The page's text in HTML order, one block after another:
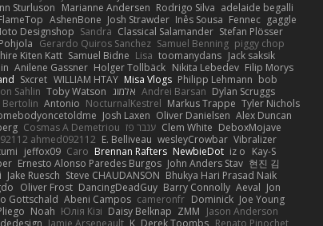
Sturluson Marianne Andersen Rodrigo Silva adelaide begalli
AshenBone Josh Strawder Inês Sousa Fennec gaggle
Designshop Sandra Classical Salamander Stefan Plösser
Gerardo Quiros Sanchez Samuel Benning piggy chop
Kiten Katt Samuel Bidne Lisa toomanydans Jack saksik
Anilene Gassner Holger Tollbäck Nikita Lebedev Filip Morys
Sxcret WILLIAM HTAY Misa Vlogs Philipp Lehmann bob
Sahlin Toby Watson אלמוג Andrei Barsan Dylan Scruggs
Bertolin Antonio NocturnalKestrel Markus Trappe Tyler Nichols
Josh Laxen Oliver Danielsen Alex Duncan
Cosmas A Demetriou ענבר פז Clem White DeboxMojave
ahmed092112 E. Belliveau wesleyCrowbar Vibralizer
jeffox09 Caro Brennan Rafters NewbieDot iz o Kay-S
Ernesto Alonso Paredes Burgos John Anders Stav 현진 김
Jake Ruesch Steve CHAUDANSON Bhukya Hari Prasad Naik
Oliver Frost DancingDeadGuy Barry Connolly Aeval Jon
Gottschald Abeni Campos cameronfr Dominick Joe Young
Noah Юлія Кізі Daisy Belknap ZMM Jason Anderson